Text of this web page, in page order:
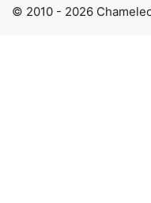
© 2010 - 2026